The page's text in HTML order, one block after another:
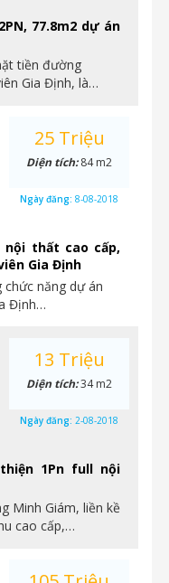
77.8m2 dự án
tiền đường
Gia Định, là…
nội thất cao cấp,
Gia Định
chức năng dự án
Định…
25 Triệu
Diện tích:84 m2
Ngày đăng: 8-08-2018
1Pn full nội
Minh Giám, liền kề
cao cấp,…
13 Triệu
Diện tích:34 m2
Ngày đăng: 2-08-2018